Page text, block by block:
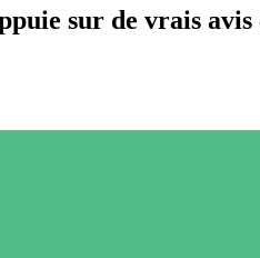
sur de vrais avis